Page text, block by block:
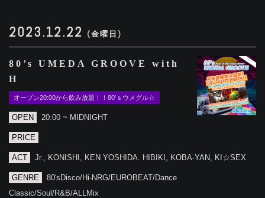
2023.12.22 (金曜日)
80’s UMEDA GROOVE with
H
オープン20:00から飲み放題！！80’ｓウメグル☆
OPEN 20:00 ~ MIDNIGHT
PRICE
ACT Jr., KONISHI, KEN YOSHIDA. HIBIKI, KOBA-YAN, KI☆SEX
GENRE
80'sDisco/Hi-NRG/EUROBEAT/Dance
Classic/Soul/R&B/ALLMix